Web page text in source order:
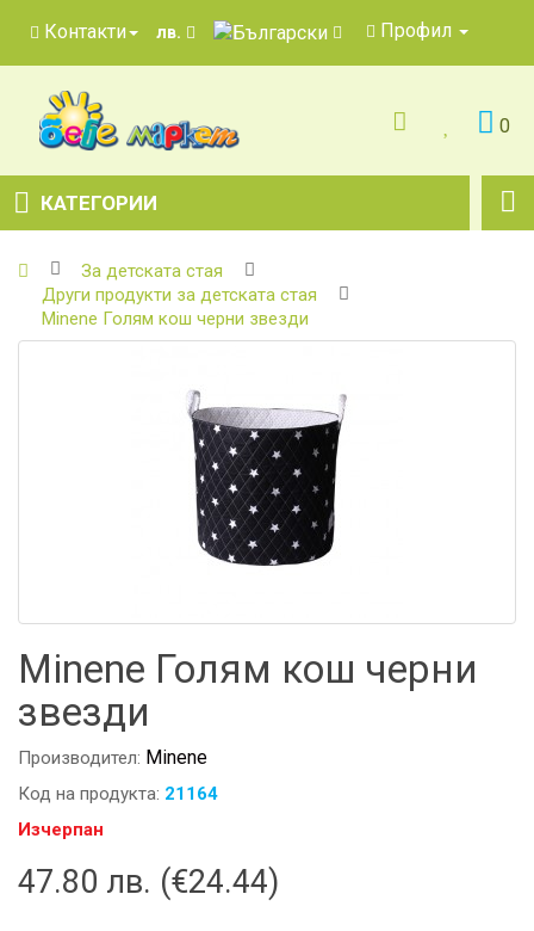
Контакти лв. Профил
0
КАТЕГОРИИ
За детската стая
Други продукти за детската стая
Minene Голям кош черни звезди
Minene Голям кош черни
звезди
Производител: Minene
Код на продукта: 21164
Изчерпан
47.80 лв. (€24.44)